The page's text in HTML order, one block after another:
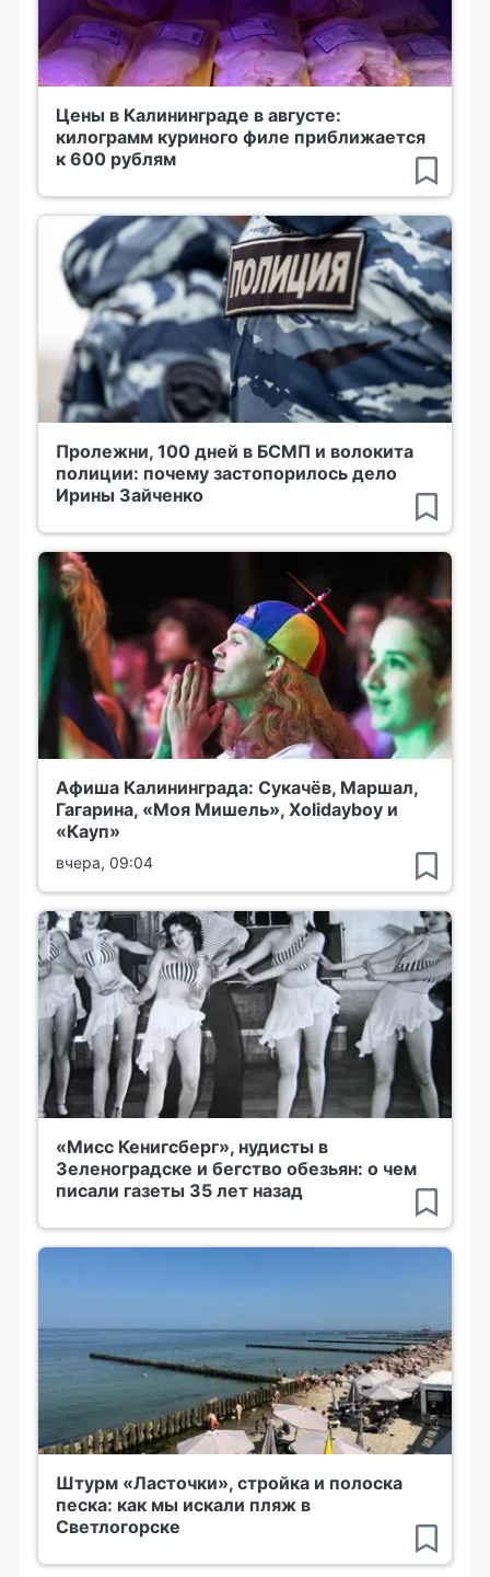
Цены в Калининграде в августе:
килограмм куриного филе приближается
к 600 рублям
Пролежни, 100 дней в БСМП и волокита
полиции: почему застопорилось дело
Ирины Зайченко
Афиша Калининграда: Сукачёв, Маршал,
Гагарина, «Моя Мишель», Xolidayboy и
«Кауп»
вчера, 09:04
«Мисс Кенигсберг», нудисты в
Зеленоградске и бегство обезьян: о чем
писали газеты 35 лет назад
Штурм «Ласточки», стройка и полоска
песка: как мы искали пляж в
Светлогорске